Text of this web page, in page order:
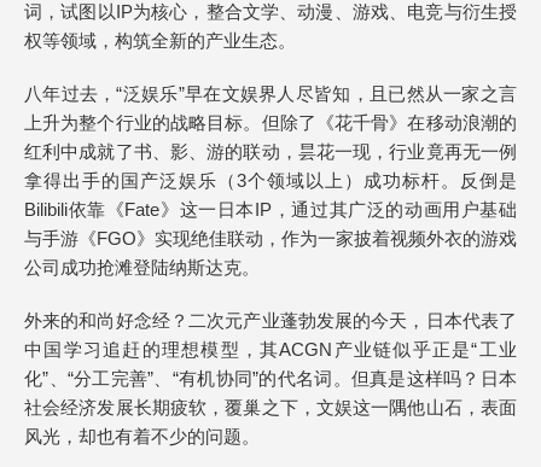
词，试图以IP为核心，整合文学、动漫、游戏、电竞与衍生授
权等领域，构筑全新的产业生态。
八年过去，“泛娱乐”早在文娱界人尽皆知，且已然从一家之言
上升为整个行业的战略目标。但除了《花千骨》在移动浪潮的
红利中成就了书、影、游的联动，昙花一现，行业竟再无一例
拿得出手的国产泛娱乐（3个领域以上）成功标杆。反倒是
Bilibili依靠《Fate》这一日本IP，通过其广泛的动画用户基础
与手游《FGO》实现绝佳联动，作为一家披着视频外衣的游戏
公司成功抢滩登陆纳斯达克。
外来的和尚好念经？二次元产业蓬勃发展的今天，日本代表了
中国学习追赶的理想模型，其ACGN产业链似乎正是“工业
化”、“分工完善”、“有机协同”的代名词。但真是这样吗？日本
社会经济发展长期疲软，覆巢之下，文娱这一隅他山石，表面
风光，却也有着不少的问题。